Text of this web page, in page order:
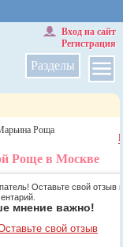
Разделы
Вход на сайт
Регистрация
Роща
Роще в Москве
Оставьте свой отзыв и
мнение важно!
свой отзыв